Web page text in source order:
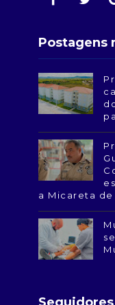
Postagens
a Micareta de